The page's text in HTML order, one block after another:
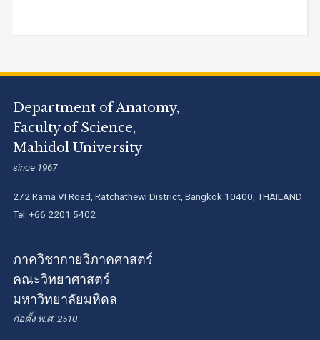
Department of Anatomy,
Faculty of Science,
Mahidol University
since 1967
272 Rama VI Road, Ratchathewi District, Bangkok 10400, THAILAND
Tel: +66 2201 5402
ภาควิชากายวิภาคศาสตร์
คณะวิทยาศาสตร์
มหาวิทยาลัยมหิดล
ก่อตั้ง พ.ศ. 2510